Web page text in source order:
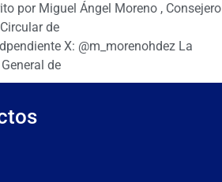
por Miguel Ángel Moreno , Consejero
de
X: @m_morenohdez La
de